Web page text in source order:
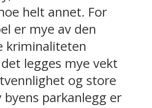
helt annet. For
er mye av den
kriminaliteten
legges mye vekt
og store
byens parkanlegg er